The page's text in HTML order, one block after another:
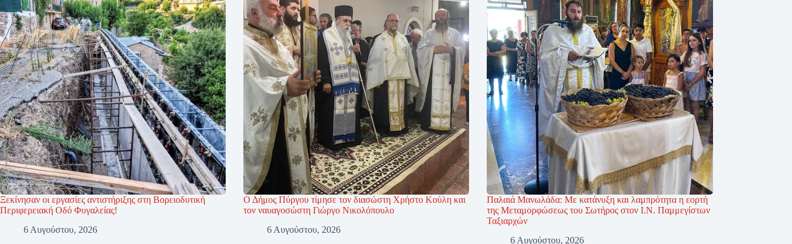
Ξεκίνησαν οι εργασίες αντιστήριξης στη Βορειοδυτική
Περιφερειακή Οδό Φυγαλείας!
6 Αυγούστου, 2026
Ο Δήμος Πύργου τίμησε τον διασώστη Χρήστο Κούλη και
τον ναυαγοσώστη Γιώργο Νικολόπουλο
6 Αυγούστου, 2026
Παλαιά Μανωλάδα: Με κατάνυξη και λαμπρότητα η εορτή
της Μεταμορφώσεως του Σωτήρος στον Ι.Ν. Παμμεγίστων
Ταξιαρχών
6 Αυγούστου, 2026